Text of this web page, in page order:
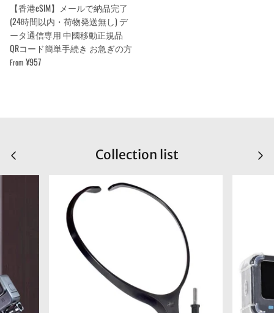
【香港eSIM】メールで納品完了
(24時間以内・荷物発送無し) デ
ータ通信専用 中國移動正規品
QRコード簡単手続き お急ぎの方
From ¥957
Collection list